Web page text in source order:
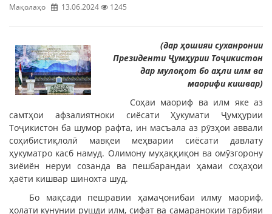
Мақолаҳо 13.06.2024 1245
(дар ҳошияи суханронии
Президенти Ҷумҳурии Тоҷикистон
дар мулоқот бо аҳли илм ва
маорифи кишвар)
Соҳаи маориф ва илм яке аз
самтҳои афзалиятноки сиёсати Ҳукумати Ҷумҳурии
Тоҷикистон ба шумор рафта, ин масъала аз рӯзҳои аввали
соҳибистиқлолӣ мавқеи меҳварии сиёсати давлату
ҳукуматро касб намуд. Олимону муҳаққиқон ва омӯзгорону
зиёиён неруи созанда ва пешбарандаи ҳамаи соҳаҳои
ҳаёти кишвар шинохта шуд.
Бо мақсади пешравии ҳамаҷонибаи илму маориф,
ҳолати кунунии рушди илм, сифат ва самаранокии тарбияи